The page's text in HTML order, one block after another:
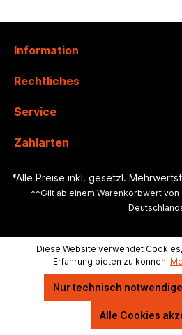
Information
Rechtliches
Service
Zahlarten
*Alle Preise inkl. gesetzl.
**Gilt ab einem Warenkorbwert von
Diese Website verwendet
Erfahrung bieten zu können.
Nur technisch notwendige
Alle Cookies